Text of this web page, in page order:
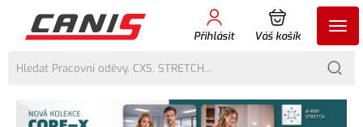
Přihlásit Váš košík